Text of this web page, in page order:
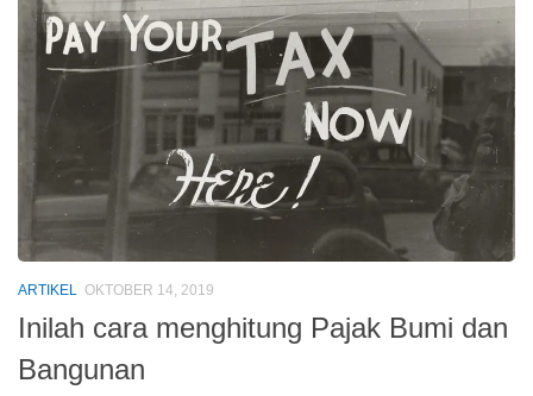
ARTIKEL OKTOBER 14, 2019
Inilah cara menghitung Pajak Bumi dan
Bangunan